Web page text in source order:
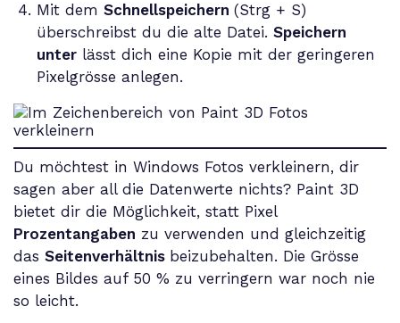
Mit dem Schnellspeichern (Strg + S)
überschreibst du die alte Datei. Speichern
unterlässt dich eine Kopie mit der geringeren
Pixelgrösse anlegen.
Du möchtest in Windows Fotos verkleinern, dir
sagen aber all die Datenwerte nichts? Paint 3D
bietet dir die Möglichkeit, statt Pixel
Prozentangaben zu verwenden und gleichzeitig
das Seitenverhältnis beizubehalten. Die Grösse
eines Bildes auf 50 % zu verringern war noch nie
so leicht.